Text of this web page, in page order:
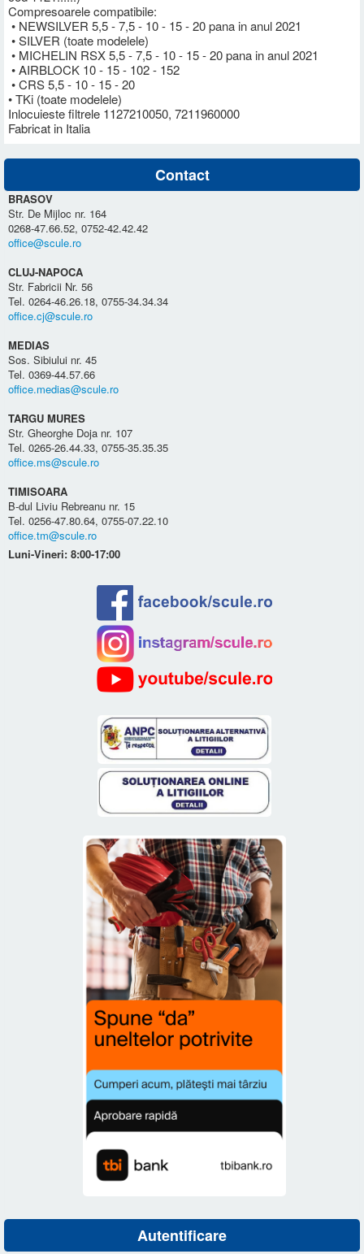
Compresoarele compatibile:
• NEWSILVER 5,5 - 7,5 - 10 - 15 - 20 pana in anul 2021
• SILVER (toate modelele)
• MICHELIN RSX 5,5 - 7,5 - 10 - 15 - 20 pana in anul 2021
• AIRBLOCK 10 - 15 - 102 - 152
• CRS 5,5 - 10 - 15 - 20
• TKi (toate modelele)
Inlocuieste filtrele 1127210050, 7211960000
Fabricat in Italia
Contact
BRASOV
Str. De Mijloc nr. 164
0268-47.66.52, 0752-42.42.42
office@scule.ro
CLUJ-NAPOCA
Str. Fabricii Nr. 56
Tel. 0264-46.26.18, 0755-34.34.34
office.cj@scule.ro
MEDIAS
Sos. Sibiului nr. 45
Tel. 0369-44.57.66
office.medias@scule.ro
TARGU MURES
Str. Gheorghe Doja nr. 107
Tel. 0265-26.44.33, 0755-35.35.35
office.ms@scule.ro
TIMISOARA
B-dul Liviu Rebreanu nr. 15
Tel. 0256-47.80.64, 0755-07.22.10
office.tm@scule.ro
Luni-Vineri: 8:00-17:00
Autentificare